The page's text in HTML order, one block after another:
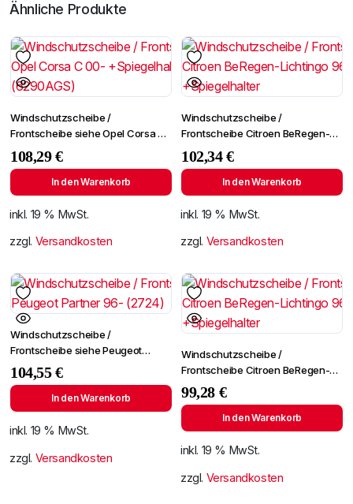
Ähnliche Produkte
Windschutzscheibe /
Frontscheibe siehe Opel Corsa C
00- +Spiegelhalter (6290AGS)
108,29€
In den Warenkorb
inkl. 19 % MwSt.
zzgl. Versandkosten
Windschutzscheibe /
Frontscheibe Citroen BeRegen-
Lichtingo 96- +Spiegelhalter
102,34€
In den Warenkorb
inkl. 19 % MwSt.
zzgl. Versandkosten
Windschutzscheibe /
Frontscheibe siehe Peugeot
Partner 96- (2724)
104,55€
In den Warenkorb
inkl. 19 % MwSt.
zzgl. Versandkosten
Windschutzscheibe /
Frontscheibe Citroen BeRegen-
Lichtingo 96- +Spiegelhalter
99,28 €
In den Warenkorb
inkl. 19 % MwSt.
zzgl. Versandkosten